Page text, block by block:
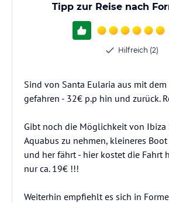
Tipp zur Reise nach
Hilfreich (2)
Sind von Santa Eularia aus mit dem
gefahren - 32€ p.p hin und zurück.
Gibt noch die Möglichkeit von Ibiza
Aquabus zu nehmen, kleineres
und her fährt - hier kostet die Fahrt
nur ca. 19€ !!!
Weiterhin empfiehlt es sich in